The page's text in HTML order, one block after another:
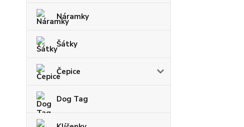
Náramky
Šátky
Čepice
Dog Tag